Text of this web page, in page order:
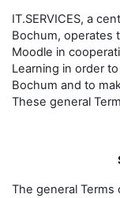
IT.SERVICES, a
Bochum, operates
Moodle in
Learning in order
Bochum and to
These general
The general